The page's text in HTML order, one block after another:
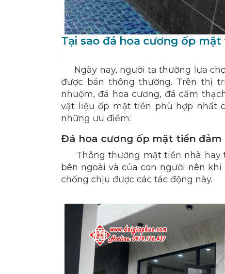
Tại sao đá hoa cương ốp
Ngày nay, người ta thường lựa
được bán thông thường. Trên thị
nhuộm, đá hoa cương, đá cẩm
vật liệu ốp mặt tiền phù hợp nhất
những ưu điểm:
Đá hoa cương ốp mặt tiền đảm
Thông thường mặt tiền nhà
bên ngoài và của con người nên
chống chịu được các tác động này.